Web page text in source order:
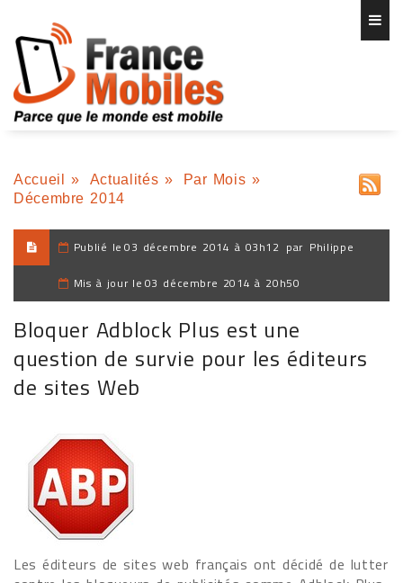
Accueil » Actualités » Par Mois »
Décembre 2014
Publié le 03 décembre 2014 à 03h12 par Philippe
Mis à jour le 03 décembre 2014 à 20h50
Bloquer Adblock Plus est une
question de survie pour les éditeurs
de sites Web
Les éditeurs de sites web français ont décidé de lutter